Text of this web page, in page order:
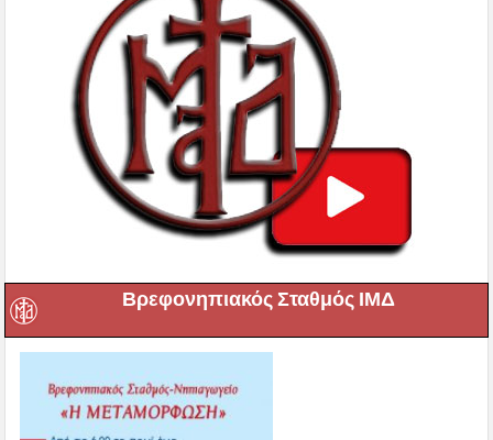
Βρεφονηπιακός Σταθμός ΙΜΔ